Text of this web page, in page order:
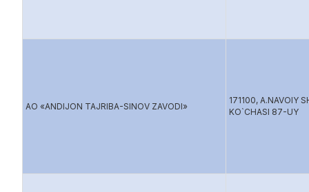
АО «ANDIJON TAJRIBA-SINOV ZAVODI»
171100, A.NAVOIY
KO`CHASI 87-UY